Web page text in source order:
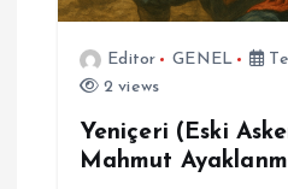
Editor GENEL
2 views
Yeniçeri (Eski
Mahmut